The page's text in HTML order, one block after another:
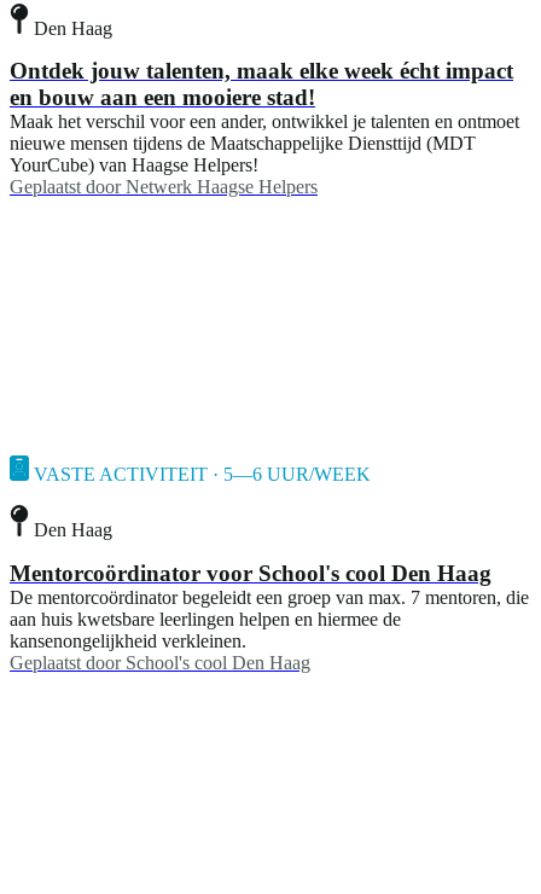
Den Haag
Ontdek jouw talenten, maak elke week écht impact
en bouw aan een mooiere stad!
Maak het verschil voor een ander, ontwikkel je talenten en ontmoet
nieuwe mensen tijdens de Maatschappelijke Diensttijd (MDT
YourCube) van Haagse Helpers!
Geplaatst door Netwerk Haagse Helpers
VASTE ACTIVITEIT · 5—6 UUR/WEEK
Den Haag
Mentorcoördinator voor School's cool Den Haag
De mentorcoördinator begeleidt een groep van max. 7 mentoren, die
aan huis kwetsbare leerlingen helpen en hiermee de
kansenongelijkheid verkleinen.
Geplaatst door School's cool Den Haag